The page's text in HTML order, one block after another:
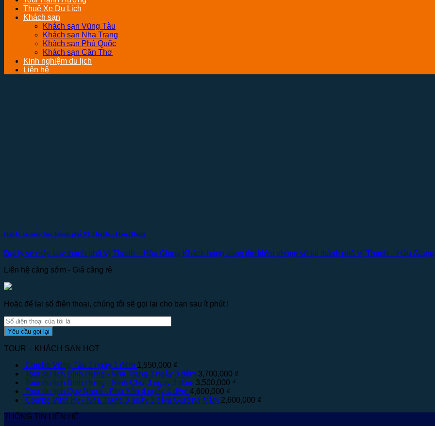
Thuê Xe Du Lịch
Khách sạn
Khách sạn Vũng Tàu
Khách sạn Nha Trang
Khách sạn Phú Quốc
Khách sạn Cần Thơ
Kinh nghiệm du lịch
Liên hệ
Đại lý vé máy bay thành phố Vị Thanh – Hậu Giang
Đại lý vé máy bay thành phố Vị Thanh – Hậu Giang Khách hàng đang tìm kiếm phòng vé tại thành phố Vị Thanh – Hậu
Liên hệ càng sớm - Giá càng rẻ
Hoặc để lại số điện thoại, chúng tôi sẽ gọi lại cho bạn sau ít phút !
TOUR – KHÁCH SẠN HOT
Combo Vũng Tàu 2 ngày 1 đêm 1,550,000 ₫
Tour du lịch Bình Hưng - Nha Trang 3 ngày 3 đêm 3,700,000 ₫
Tour du lịch Bình Hưng - Ninh Chữ 3 ngày 3 đêm 3,500,000 ₫
Tour du lịch Quy Nhơn - Phú Yên 4 ngày 4 đêm 4,600,000 ₫
Combo Vĩnh Hy - Nha Trang 3 ngày 3 đêm Giường Nằm 2,600,000 ₫
THÔNG TIN LIÊN HỆ